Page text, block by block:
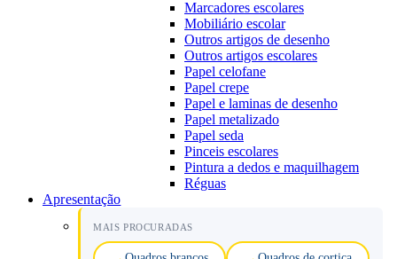
Marcadores escolares
Mobiliário escolar
Outros artigos de desenho
Outros artigos escolares
Papel celofane
Papel crepe
Papel e laminas de desenho
Papel metalizado
Papel seda
Pinceis escolares
Pintura a dedos e maquilhagem
Réguas
Apresentação
MAIS PROCURADAS